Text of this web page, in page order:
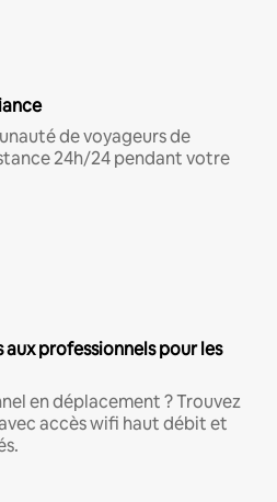
de voyageurs de
24h/24 pendant votre
professionnels pour les
en déplacement ? Trouvez
accès wifi haut débit et